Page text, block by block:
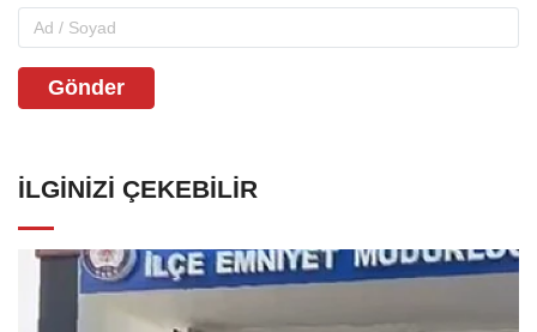
Gönder
İLGINIZI ÇEKEBILIR